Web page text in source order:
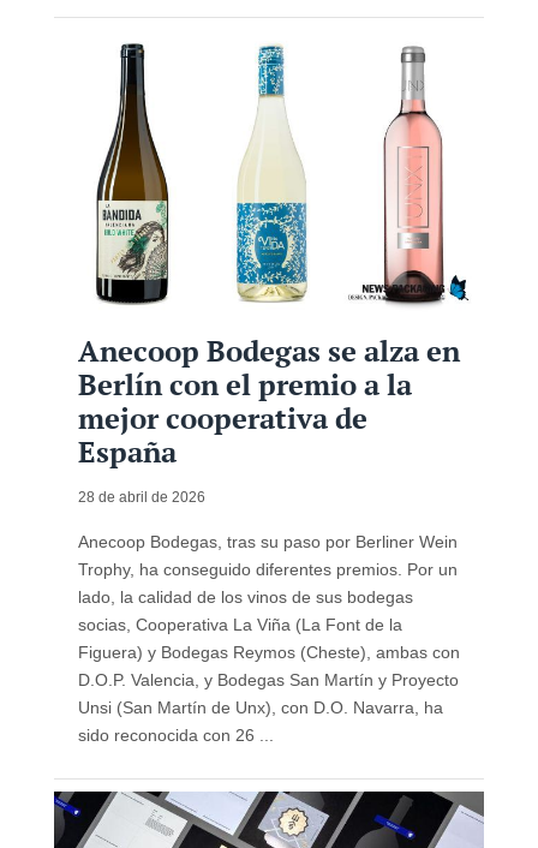
Anecoop Bodegas se alza en
Berlín con el premio a la
mejor cooperativa de
España
28 de abril de 2026
Anecoop Bodegas, tras su paso por Berliner Wein
Trophy, ha conseguido diferentes premios. Por un
lado, la calidad de los vinos de sus bodegas
socias, Cooperativa La Viña (La Font de la
Figuera) y Bodegas Reymos (Cheste), ambas con
D.O.P. Valencia, y Bodegas San Martín y Proyecto
Unsi (San Martín de Unx), con D.O. Navarra, ha
sido reconocida con 26 ...